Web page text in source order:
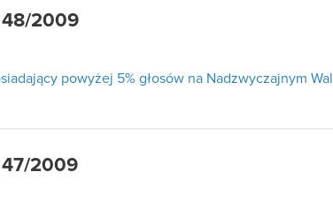
48/2009
powyżej 5% głosów na Nadzwyczajnym
47/2009